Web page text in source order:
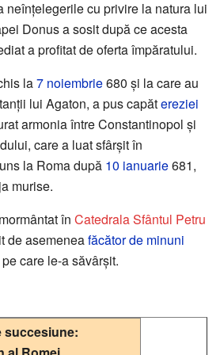
neînțelegerile cu privire la natura lui
Donus a sosit după ce acesta
a profitat de oferta împăratului.
la7 noiembrie680 și la care au
lui Agaton, a pus capătereziei
armonia între Constantinopol și
care a luat sfârșit în
la Roma după 10 ianuarie681,
murise.
în Catedrala Sfântul Petru
de asemeneafăcător de minuni
pe care le-a săvârșit.
succesiune: